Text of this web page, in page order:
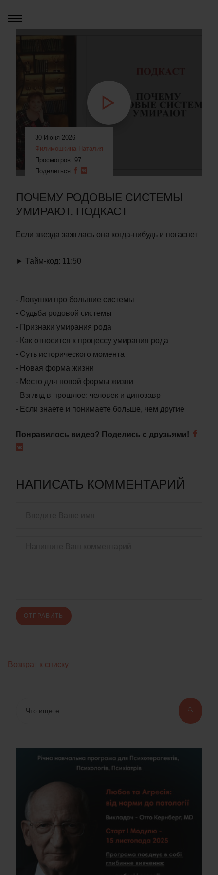
ПОЧЕМУ РОДОВЫЕ СИСТЕМЫ
УМИРАЮТ. ПОДКАСТ
30 Июня 2026
Филимошкина Наталия
Просмотров: 97
Поделиться
Если звезда зажглась она когда-нибудь и погаснет
► Тайм-код: 11:50
- Ловушки про большие системы
- Судьба родовой системы
- Признаки умирания рода
- Как относится к процессу умирания рода
- Суть исторического момента
- Новая форма жизни
- Место для новой формы жизни
- Взгляд в прошлое: человек и динозавр
- Если знаете и понимаете больше, чем другие
Понравилось видео? Поделись с друзьями!
НАПИСАТЬ КОММЕНТАРИЙ
Возврат к списку